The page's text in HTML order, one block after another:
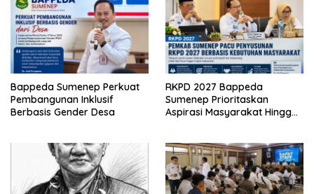
Bappeda Sumenep Perkuat
Pembangunan Inklusif
Berbasis Gender Desa
RKPD 2027 Bappeda
Sumenep Prioritaskan
Aspirasi Masyarakat Hingga